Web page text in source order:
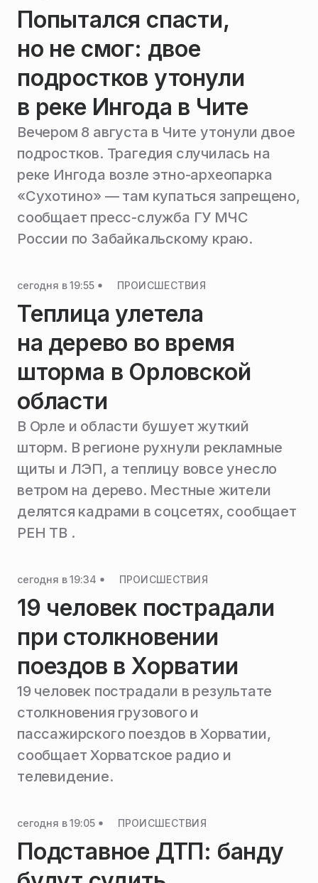
Попытался спасти,
но не смог: двое
подростков утонули
в реке Ингода в Чите
Вечером 8 августа в Чите утонули двое
подростков. Трагедия случилась на
реке Ингода возле этно-археопарка
«Сухотино» — там купаться запрещено,
сообщает пресс-служба ГУ МЧС
России по Забайкальскому краю.
сегодня в 19:55 ПРОИСШЕСТВИЯ
Теплица улетела
на дерево во время
шторма в Орловской
области
В Орле и области бушует жуткий
шторм. В регионе рухнули рекламные
щиты и ЛЭП, а теплицу вовсе унесло
ветром на дерево. Местные жители
делятся кадрами в соцсетях, сообщает
РЕН ТВ .
сегодня в 19:34 ПРОИСШЕСТВИЯ
19 человек пострадали
при столкновении
поездов в Хорватии
19 человек пострадали в результате
столкновения грузового и
пассажирского поездов в Хорватии,
сообщает Хорватское радио и
телевидение.
сегодня в 19:05 ПРОИСШЕСТВИЯ
Подставное ДТП: банду